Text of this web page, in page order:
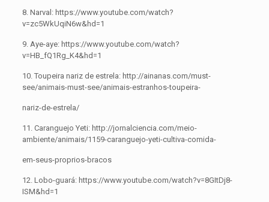
8. Narval: https://www.youtube.com/watch?
v=zc5WkUqiN6w&hd=1
9. Aye-aye: https://www.youtube.com/watch?
v=HB_fQ1Rg_K4&hd=1
10. Toupeira nariz de estrela: http://ainanas.com/must-
see/animais-must-see/animais-estranhos-toupeira-
nariz-de-estrela/
11. Caranguejo Yeti: http://jornalciencia.com/meio-
ambiente/animais/1159-caranguejo-yeti-cultiva-comida-
em-seus-proprios-bracos
12. Lobo-guará: https://www.youtube.com/watch?v=8GItDj8-
ISM&hd=1